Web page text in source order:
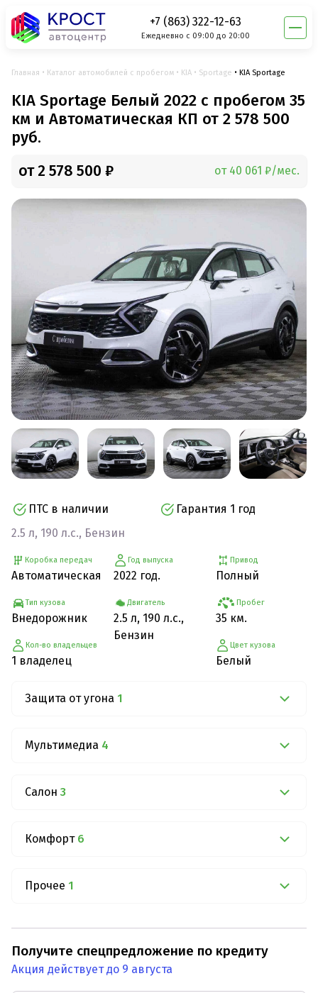
+7 (863) 322-12-63
Ежедневно с 09:00 до 20:00
Главная Каталог автомобилей с пробегом KIA Sportage KIA Sportage
KIA Sportage Белый 2022 с пробегом 35
км и Автоматическая КП от 2 578 500
руб.
от 2 578 500 ₽ от 40 061 ₽/мес.
ПТС в наличии
Гарантия 1 год
2.5 л, 190 л.с., Бензин
Коробка передач
Автоматическая
Тип кузова
Внедорожник
Кол-во владельцев
1 владелец
Год выпуска
2022 год.
Двигатель
2.5 л, 190 л.с.,
Бензин
Привод
Полный
Пробег
35 км.
Цвет кузова
Белый
Защита от угона 1
Мультимедиа 4
Салон 3
Комфорт 6
Прочее 1
Получите спецпредложение по кредиту
Акция действует до 9 августа